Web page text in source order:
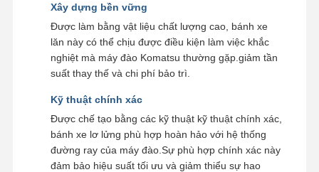
Xây dựng bền vững
Được làm bằng vật liệu chất lượng cao, bánh xe
lăn này có thể chịu được điều kiện làm việc khắc
nghiệt mà máy đào Komatsu thường gặp.giảm tần
suất thay thế và chi phí bảo trì.
Kỹ thuật chính xác
Được chế tạo bằng các kỹ thuật kỹ thuật chính xác,
bánh xe lơ lửng phù hợp hoàn hảo với hệ thống
đường ray của máy đào.Sự phù hợp chính xác này
đảm bảo hiệu suất tối ưu và giảm thiểu sự hao